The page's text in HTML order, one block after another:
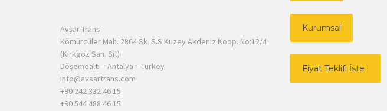
Avşar Trans
Kömürcüler Mah. 2864 Sk. S.S Kuzey Akdeniz Koop. No:12/4
(Kırkgöz San. Sit)
Döşemealtı – Antalya – Turkey
info@avsartrans.com
+90 242 332 46 15
+90 544 488 46 15
Kurumsal
Fiyat Teklifi İste !